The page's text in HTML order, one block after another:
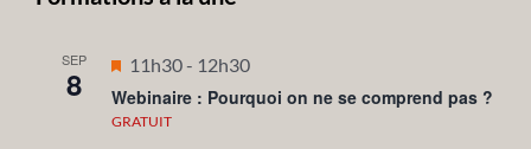
SEP
8
Mis
en
avant
11h30- 12h30
Webinaire : Pourquoi on ne se comprend pas ?
GRATUIT